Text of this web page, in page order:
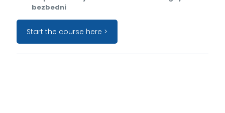
bezbedni
Start the course here >